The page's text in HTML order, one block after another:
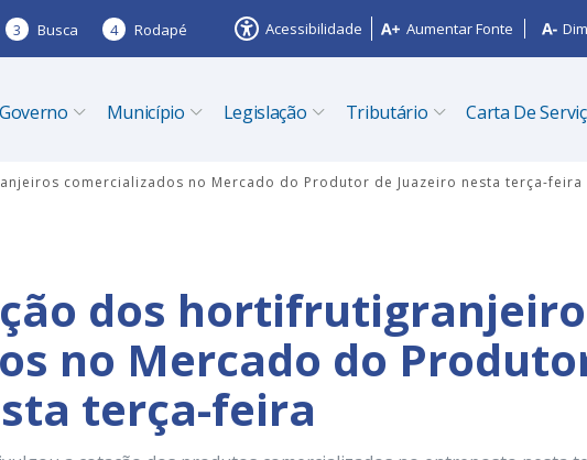
3 Busca 4 Rodapé Acessibilidade Aumentar Fonte
Governo Município Legislação Tributário Carta De
comercializados no Mercado do Produtor de Juazeiro nesta terça-feira
dos
no Mercado do
terça-feira